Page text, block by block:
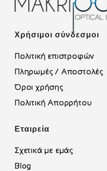
Χρήσιμοι σύνδεσμοι
Πολιτική επιστροφών
Πληρωμές / Αποστολές
Όροι χρήσης
Πολιτική Απορρήτου
Εταιρεία
Σχετικά με εμάς
Blog